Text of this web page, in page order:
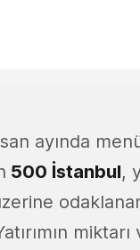
ayında
500 İstanbul,